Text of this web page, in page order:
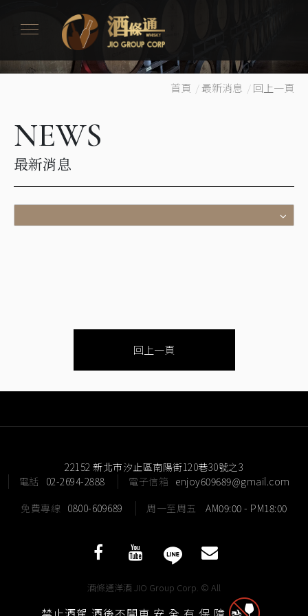
首頁 /最新消息 /回上一頁
NEWS
最新消息
回上一頁
22152 新北市汐止區南陽街120巷30號之3
電話 02-2694-2888 電子信箱 enjoy609689@gmail.com
免費專線 0800-609689 周一至周五 AM09:00 - PM18:00
酒條通洋酒 JIO Group Corp. © All